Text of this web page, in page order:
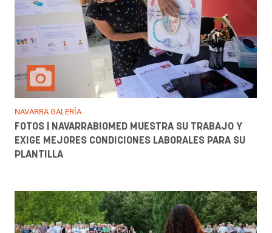
NAVARRA GALERÍA
FOTOS | NAVARRABIOMED MUESTRA SU TRABAJO Y
EXIGE MEJORES CONDICIONES LABORALES PARA SU
PLANTILLA